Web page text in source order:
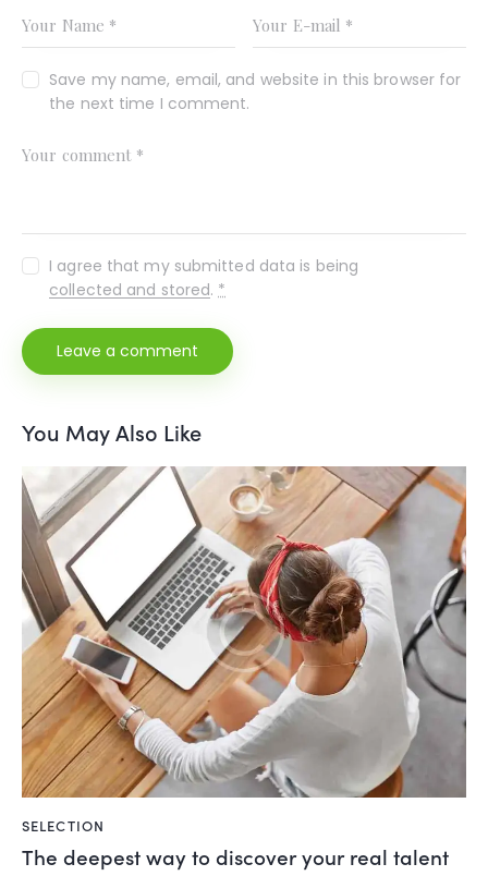
Save my name, email, and website in this browser for
the next time I comment.
I agree that my submitted data is being
collected and stored. *
You May Also Like
SELECTION
The deepest way to discover your real talent